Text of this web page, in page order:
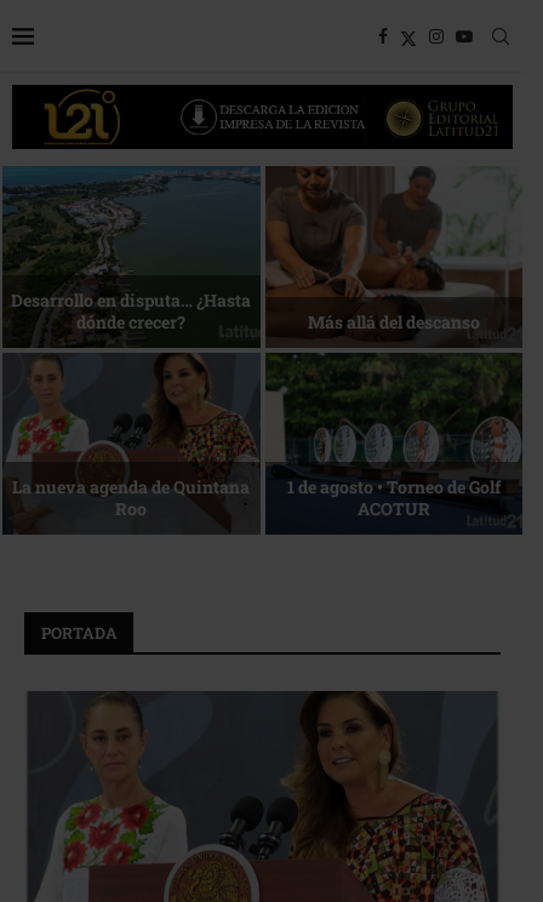
Bottega, un viaje servido a la
mesa
Energía que Impulsa la
competitividad
Reconocimiento de viajeros La esencia del servicio
PORTADA